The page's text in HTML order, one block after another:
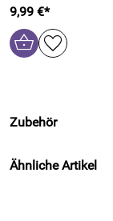
9,99 €*
Zubehör
Ähnliche Artikel